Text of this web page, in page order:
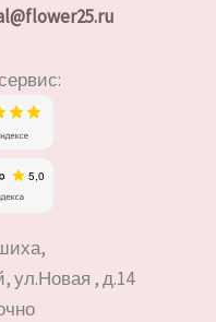
ул.Новая , д.14